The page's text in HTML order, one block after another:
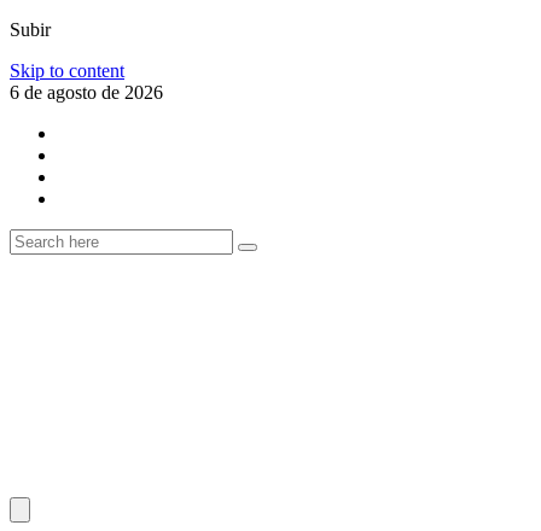
Subir
Skip to content
6 de agosto de 2026